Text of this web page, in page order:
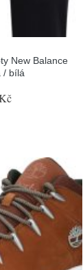
New Balance
/ bílá